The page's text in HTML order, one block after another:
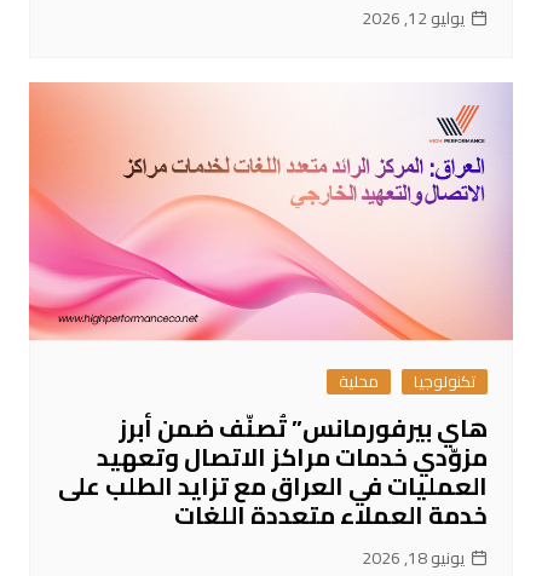
يوليو 12, 2026
تكنولوجيا محلية
هاي بيرفورمانس” تُصنّف ضمن أبرز
مزوّدي خدمات مراكز الاتصال وتعهيد
العمليات في العراق مع تزايد الطلب على
خدمة العملاء متعددة اللغات
يونيو 18, 2026